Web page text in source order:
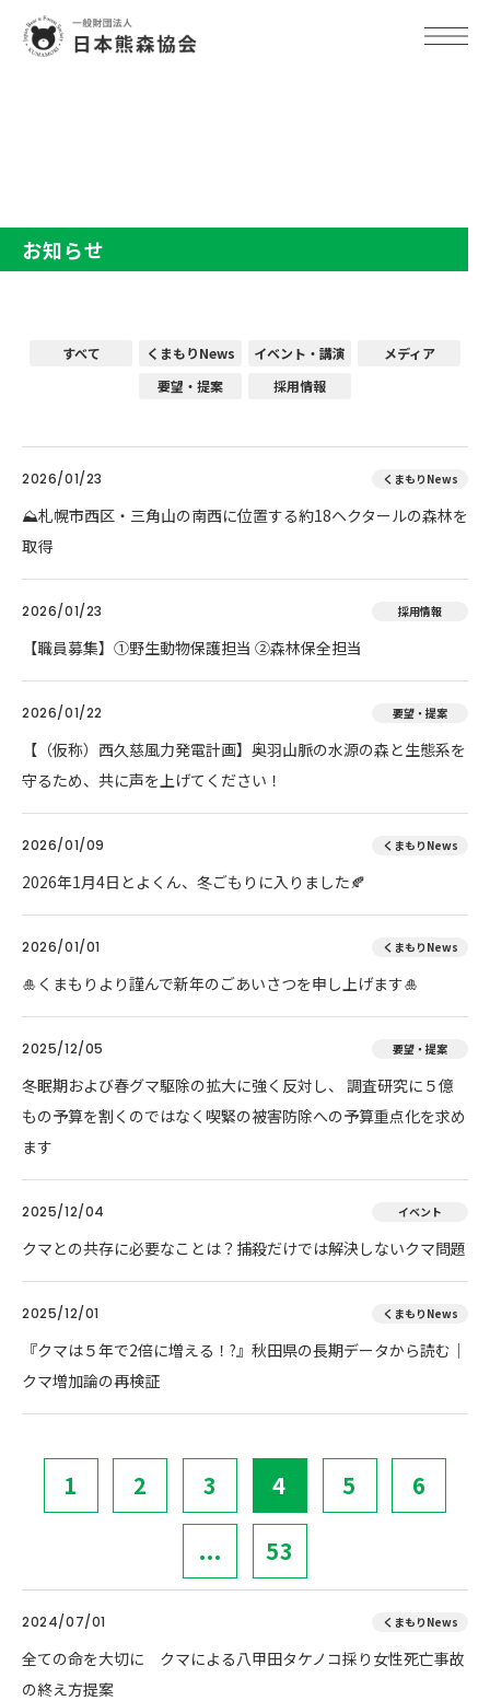
お知らせ
すべて くまもりNews イベント・講演
メディア
要望・提案
採用情報
2026/01/23 くまもりNews
⛰️札幌市西区・三角山の南西に位置する約18ヘクタールの森林を
取得
2026/01/23 採用情報
【職員募集】①野生動物保護担当 ②森林保全担当
2026/01/22 要望・提案
【（仮称）西久慈風力発電計画】奥羽山脈の水源の森と生態系を
守るため、共に声を上げてください！
2026/01/09 くまもりNews
2026年1月4日とよくん、冬ごもりに入りました🍂
2026/01/01 くまもりNews
🎍くまもりより謹んで新年のごあいさつを申し上げます🎍
2025/12/05 要望・提案
冬眠期および春グマ駆除の拡大に強く反対し、 調査研究に５億
もの予算を割くのではなく喫緊の被害防除への予算重点化を求め
ます
2025/12/04 イベント
クマとの共存に必要なことは？捕殺だけでは解決しないクマ問題
2025/12/01 くまもりNews
『クマは５年で2倍に増える！?』秋田県の長期データから読む｜
クマ増加論の再検証
1 2 3 4 5 6
... 53
2024/07/01 くまもりNews
全ての命を大切に クマによる八甲田タケノコ採り女性死亡事故
の終え方提案